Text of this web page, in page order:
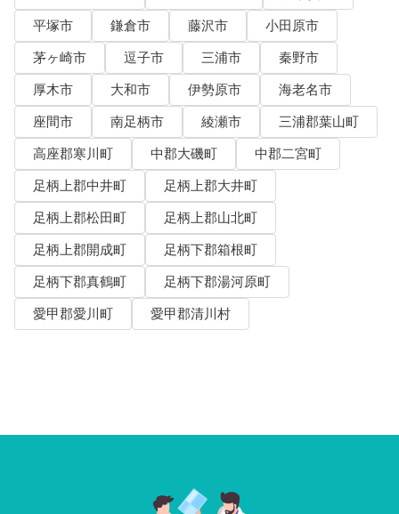
平塚市
鎌倉市 藤沢市
小田原市
茅ヶ崎市
逗子市 三浦市
秦野市
厚木市
大和市 伊勢原市
海老名市
座間市
南足柄市 綾瀬市
三浦郡葉山町
高座郡寒川町
中郡大磯町
中郡二宮町
足柄上郡中井町
足柄上郡大井町
足柄上郡松田町
足柄上郡山北町
足柄上郡開成町
足柄下郡箱根町
足柄下郡真鶴町
足柄下郡湯河原町
愛甲郡愛川町
愛甲郡清川村